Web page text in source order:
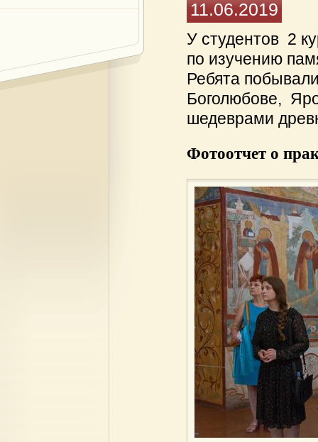
11.06.2019
У студентов 2
по изучению
Ребята
Боголюбове,
шедеврами
Фотоотчет о